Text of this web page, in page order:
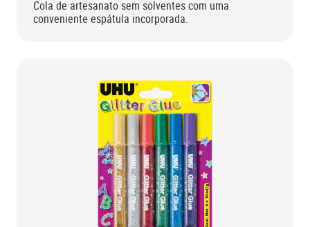
Cola de artesanato sem solventes com uma
conveniente espátula incorporada.